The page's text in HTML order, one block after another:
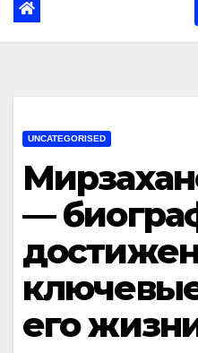
UNCATEGORISED
—
его